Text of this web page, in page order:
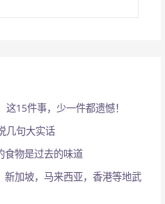
15件事，少一件都遗憾！
几句大实话
食物是过去的味道
加坡，马来西亚，香港等地武